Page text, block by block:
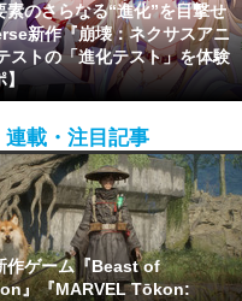
素のさらなる“進化”を目撃せ
新作『崩壊：ネクサスアニ
ストの「進化テスト」を体験
連載・注目記事
作ゲーム『Beast of
』『MARVEL Tōkon: